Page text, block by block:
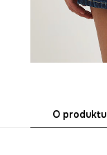
O produktu